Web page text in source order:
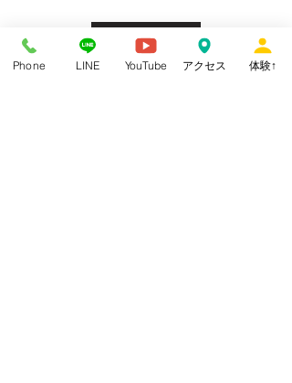
ホームへ戻る
Phone LINE YouTube アクセス 体験↑